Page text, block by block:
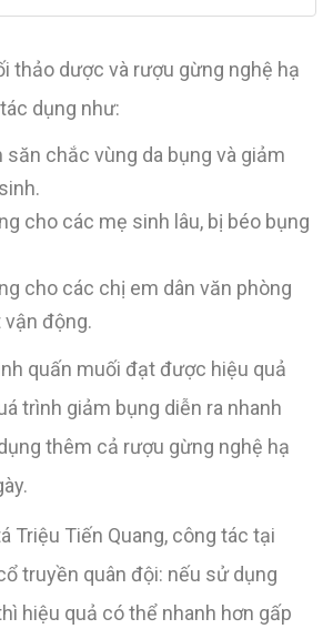
thảo dược và rượu gừng nghệ hạ
dụng như:
săn chắc vùng da bụng và giảm
cho các mẹ sinh lâu, bị béo bụng
cho các chị em dân văn phòng
vận động.
quấn muối đạt được hiệu quả
trình giảm bụng diễn ra nhanh
thêm cả rượu gừng nghệ hạ
Triệu Tiến Quang, công tác tại
truyền quân đội: nếu sử dụng
hiệu quả có thể nhanh hơn gấp